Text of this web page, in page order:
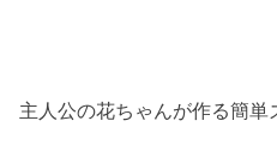
主人公の花ちゃんが作る簡単